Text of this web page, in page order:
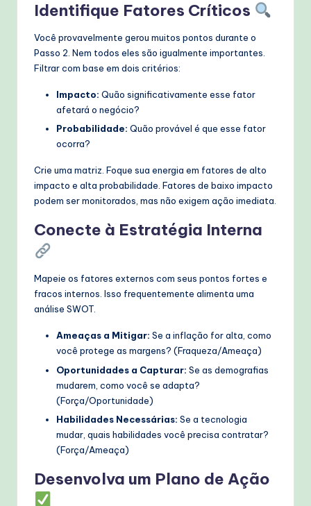
Identifique Fatores Críticos
Você provavelmente gerou muitos pontos durante o
Passo 2. Nem todos eles são igualmente importantes.
Filtrar com base em dois critérios:
Impacto: Quão significativamente esse fator
afetará o negócio?
Probabilidade: Quão provável é que esse fator
ocorra?
Crie uma matriz. Foque sua energia em fatores de alto
impacto e alta probabilidade. Fatores de baixo impacto
podem ser monitorados, mas não exigem ação imediata.
Conecte à Estratégia Interna
Mapeie os fatores externos com seus pontos fortes e
fracos internos. Isso frequentemente alimenta uma
análise SWOT.
Ameaças a Mitigar: Se a inflação for alta, como
você protege as margens? (Fraqueza/Ameaça)
Oportunidades a Capturar: Se as demografias
mudarem, como você se adapta?
(Força/Oportunidade)
Habilidades Necessárias: Se a tecnologia
mudar, quais habilidades você precisa contratar?
(Força/Ameaça)
Desenvolva um Plano de Ação